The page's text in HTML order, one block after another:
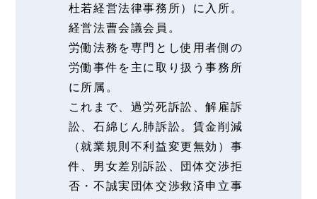
杜若経営法律事務所）に入所。
経営法曹会議会員。
労働法務を専門とし使用者側の
労働事件を主に取り扱う事務所
に所属。
これまで、過労死訴訟、解雇訴
訟、石綿じん肺訴訟。賃金削減
（就業規則不利益変更無効）事
件、男女差別訴訟、団体交渉拒
否・不誠実団体交渉救済申立事